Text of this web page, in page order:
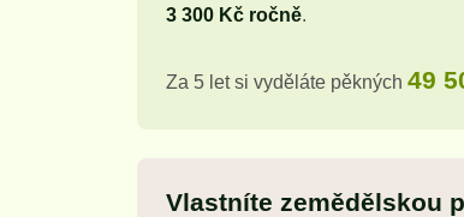
3 300 Kč ročně.
Za 5 let si vyděláte pěkných 49
Vlastníte zemědělskou